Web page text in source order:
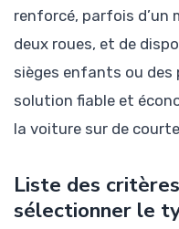
renforcé, parfois
deux roues, et de
sièges enfants ou des
solution fiable et
la voiture sur de
Liste des
sélectionner le